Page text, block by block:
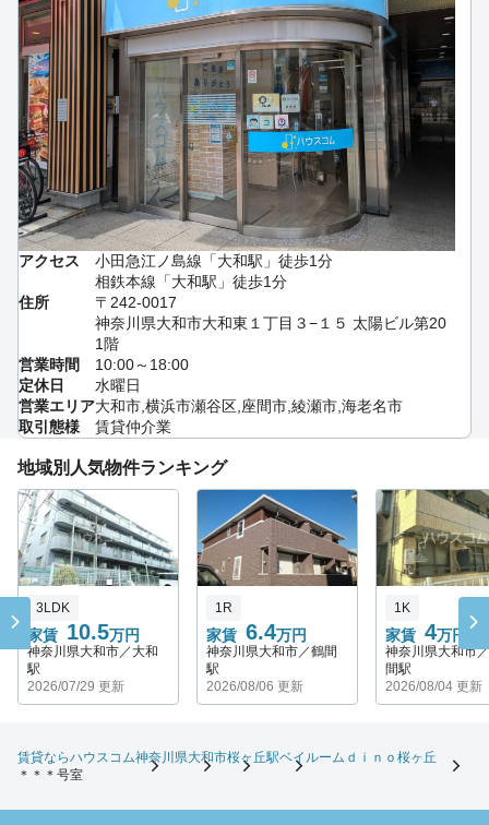
アクセス
小田急江ノ島線「大和駅」徒歩1分
相鉄本線「大和駅」徒歩1分
住所
〒242-0017
神奈川県大和市大和東１丁目３−１５ 太陽ビル第20
1階
営業時間
10:00～18:00
定休日
水曜日
営業エリア大和市,横浜市瀬谷区,座間市,綾瀬市,海老名市
取引態様
賃貸仲介業
地域別人気物件ランキング
家賃 10.5万円
3LDK
神奈川県大和市／大和
駅
2026/07/29 更新
家賃 6.4万円
1R
神奈川県大和市／鶴間
駅
2026/08/06 更新
家賃 4万円
1K
神奈川県大和市
間駅
2026/08/04 更新
賃貸ならハウスコム神奈川県大和市桜ヶ丘駅ベイルームｄｉｎｏ桜ヶ丘
＊＊＊号室